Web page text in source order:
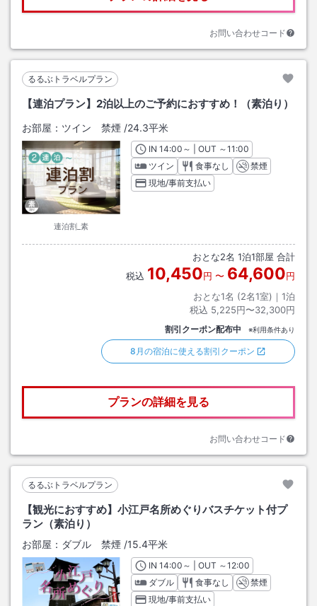
お問い合わせコード
るるぶトラベルプラン
【連泊プラン】2泊以上のご予約におすすめ！（素泊り）
お部屋： ツイン 禁煙 /24.3平米
連泊割_素
INチェックイン
14:00 ～ | OUT チェックアウト
～11:00
ツイン
食事なし
禁煙
現地/事前支払い
おとな2名 1泊1部屋 合計
税込 10,450円 〜 64,600円
おとな1名 (2名1室)｜ 1泊
税込 5,225円〜32,300円
割引クーポン配布中 ※利用条件あり
8月の宿泊に使える割引クーポン
プランの詳細を見る
お問い合わせコード
るるぶトラベルプラン
【観光におすすめ】小江戸名所めぐりバスチケット付プ
ラン（素泊り）
お部屋： ダブル 禁煙 /15.4平米
INチェックイン
14:00 ～ | OUT チェックアウト
～12:00
ダブル
食事なし
禁煙
現地/事前支払い